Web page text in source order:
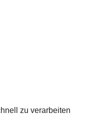
zu verarbeiten